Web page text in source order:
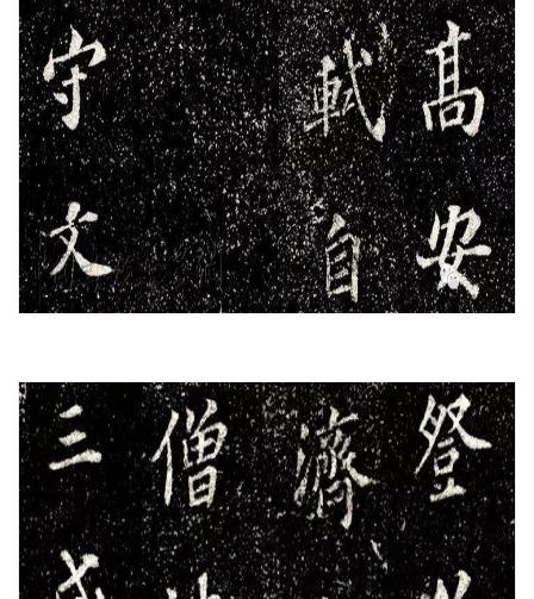
首
页
艺
坛
快
讯